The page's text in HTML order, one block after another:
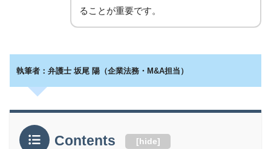
ることが重要です。
執筆者：弁護士 坂尾 陽（企業法務・M&A担当）
Contents [hide]